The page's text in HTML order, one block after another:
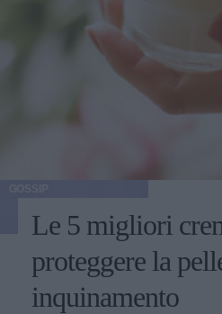
Le 5 migliori
proteggere la
inquinamento